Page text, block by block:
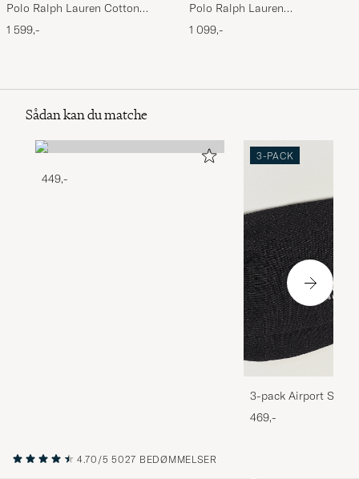
Polo Ralph Lauren Cotton
Cable Pullover Hunter Navy
1 599,-
Polo Ralph Lauren
Featherweight Mesh Shirt
Aviator Navy
1 099,-
Sådan kan du matche
449,-
3-PACK
3-pack Airport
Melange
469,-
4.70/5 5027 BEDØMMELSER